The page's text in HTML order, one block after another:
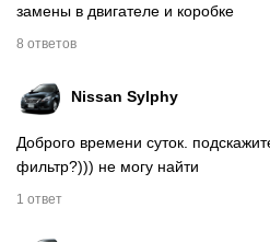
замены в двигателе и коробке
8 ответов
Nissan Sylphy
Доброго времени суток.
фильтр?))) не могу найти
1 ответ